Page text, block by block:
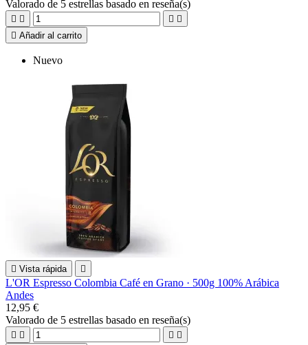
Valorado de 5 estrellas basado en reseña(s)
   
 Añadir al carrito
Nuevo
 Vista rápida 
L'OR Espresso Colombia Café en Grano · 500g 100% Arábica
Andes
12,95 €
Valorado de 5 estrellas basado en reseña(s)
   